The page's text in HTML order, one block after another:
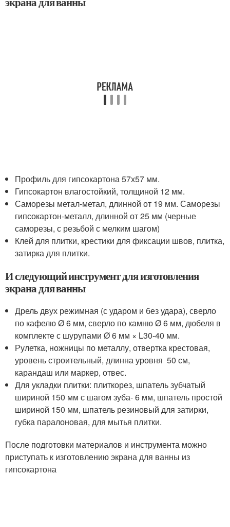
Профиль для гипсокартона 57х57 мм.
Гипсокартон влагостойкий, толщиной 12 мм.
Саморезы метал-метал, длинной от 19 мм. Саморезы
гипсокартон-металл, длинной от 25 мм (черные
саморезы, с резьбой с мелким шагом)
Клей для плитки, крестики для фиксации швов, плитка,
затирка для плитки.
И следующий инструмент для изготовления
экрана для ванны
Дрель двух режимная (с ударом и без удара), сверло
по кафелю Ø 6 мм, сверло по камню Ø 6 мм, дюбеля в
комплекте с шурупами Ø 6 мм × L30-40 мм.
Рулетка, ножницы по металлу, отвертка крестовая,
уровень строительный, длинна уровня 50 см,
карандаш или маркер, отвес.
Для укладки плитки: плиткорез, шпатель зубчатый
шириной 150 мм с шагом зуба- 6 мм, шпатель простой
шириной 150 мм, шпатель резиновый для затирки,
губка паралоновая, для мытья плитки.
После подготовки материалов и инструмента можно
приступать к изготовлению экрана для ванны из
гипсокартона